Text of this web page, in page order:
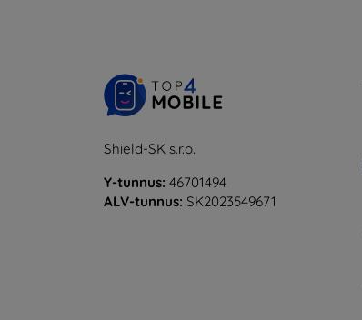
Shield-SK s.r.o.
Y-tunnus: 46701494
ALV-tunnus: SK2023549671